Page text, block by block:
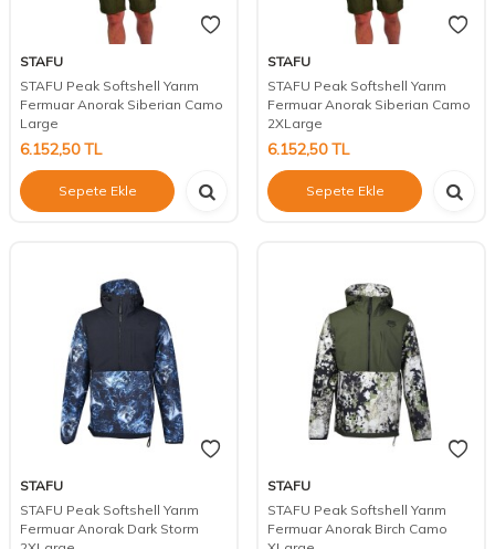
STAFU
STAFU Peak Softshell Yarım
Fermuar Anorak Siberian Camo
Large
6.152,50TL
Sepete Ekle
STAFU
STAFU Peak Softshell Yarım
Fermuar Anorak Siberian Camo
2XLarge
6.152,50TL
Sepete Ekle
STAFU
STAFU Peak Softshell Yarım
Fermuar Anorak Dark Storm
STAFU
STAFU Peak Softshell Yarım
Fermuar Anorak Birch Camo